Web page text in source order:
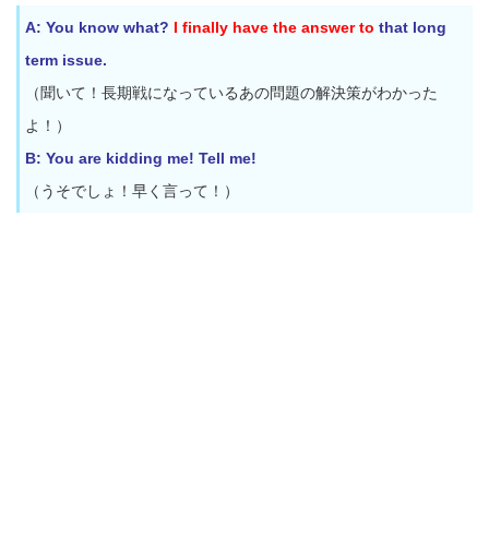
A: You know what? I finally have the answer to that long
term issue.
（聞いて！長期戦になっているあの問題の解決策がわかった
よ！）
B: You are kidding me! Tell me!
（うそでしょ！早く言って！）